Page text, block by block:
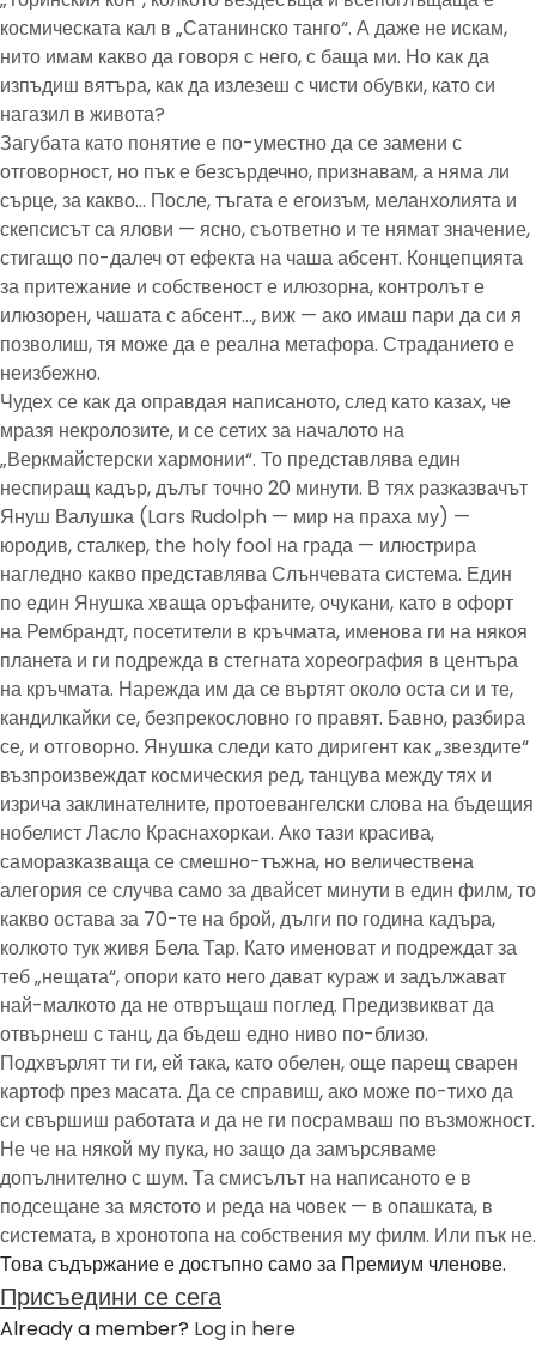
космическата кал в „Сатанинско танго“. А даже не искам,
нито имам какво да говоря с него, с баща ми. Но как да
изпъдиш вятъра, как да излезеш с чисти обувки, като си
нагазил в живота?
Загубата като понятие е по-уместно да се замени с
отговорност, но пък е безсърдечно, признавам, а няма ли
сърце, за какво… После, тъгата е егоизъм, меланхолията и
скепсисът са ялови — ясно, съответно и те нямат значение,
стигащо по-далеч от ефекта на чаша абсент. Концепцията
за притежание и собственост е илюзорна, контролът е
илюзорен, чашата с абсент…, виж — ако имаш пари да си я
позволиш, тя може да е реална метафора. Страданието е
неизбежно.
Чудех се как да оправдая написаното, след като казах, че
мразя некролозите, и се сетих за началото на
„Веркмайстерски хармонии“. То представлява един
неспиращ кадър, дълъг точно 20 минути. В тях разказвачът
Януш Валушка (Lars Rudolph — мир на праха му) —
юродив, сталкер, the holy fool на града — илюстрира
нагледно какво представлява Слънчевата система. Един
по един Янушка хваща оръфаните, очукани, като в офорт
на Рембрандт, посетители в кръчмата, именова ги на някоя
планета и ги подрежда в стегната хореография в центъра
на кръчмата. Нарежда им да се въртят около оста си и те,
кандилкайки се, безпрекословно го правят. Бавно, разбира
се, и отговорно. Янушка следи като диригент как „звездите“
възпроизвеждат космическия ред, танцува между тях и
изрича заклинателните, протоевангелски слова на бъдещия
нобелист Ласло Краснахоркаи. Ако тази красива,
саморазказваща се смешно-тъжна, но величествена
алегория се случва само за двайсет минути в един филм, то
какво остава за 70-те на брой, дълги по година кадъра,
колкото тук живя Бела Тар. Като именоват и подреждат за
теб „нещата“, опори като него дават кураж и задължават
най-малкото да не отвръщаш поглед. Предизвикват да
отвърнеш с танц, да бъдеш едно ниво по-близо.
Подхвърлят ти ги, ей така, като обелен, още парещ сварен
картоф през масата. Да се справиш, ако може по-тихо да
си свършиш работата и да не ги посрамваш по възможност.
Не че на някой му пука, но защо да замърсяваме
допълнително с шум. Та смисълът на написаното е в
подсещане за мястото и реда на човек — в опашката, в
системата, в хронотопа на собствения му филм. Или пък не.
Това съдържание е достъпно само за Премиум членове.
Присъедини се сега
Already a member? Log in here